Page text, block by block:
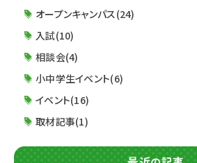
業
オープンキャンパス(24)
入試(10)
相談会(4)
小中学生イベント(6)
イベント(16)
取材記事(1)